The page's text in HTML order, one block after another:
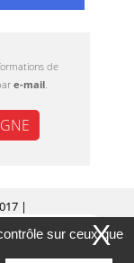
CE MESSAGE
de
e-mail.
|
pour X
sur ceux que